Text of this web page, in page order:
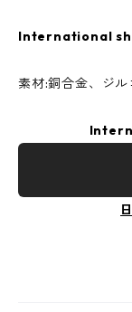
International
素材:銅合金、ジル